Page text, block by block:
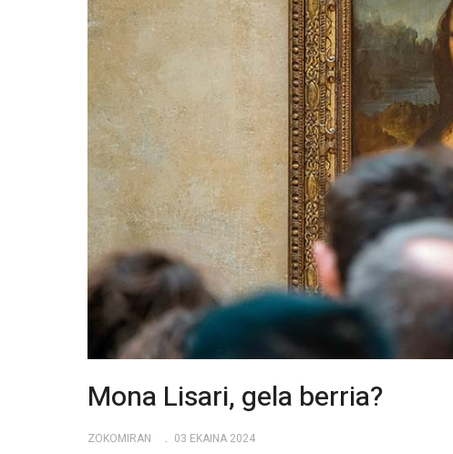
Mona Lisari, gela berria?
ZOKOMIRAN 03 EKAINA 2024